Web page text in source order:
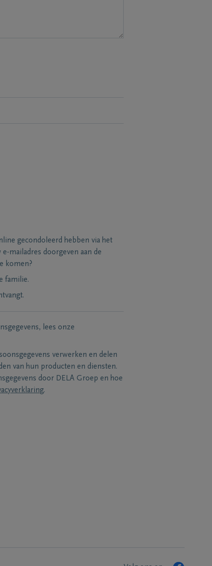
gecondoleerd hebben via het
mailadres doorgeven aan de
komen?
familie.
lees onze
verwerken en delen
van hun producten en diensten.
door DELA Groep en hoe
.